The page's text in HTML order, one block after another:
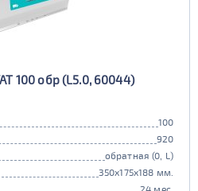
100 обр (L5.0, 60044)
100
920
обратная (0, L)
350x175x188 мм.
24 мес.